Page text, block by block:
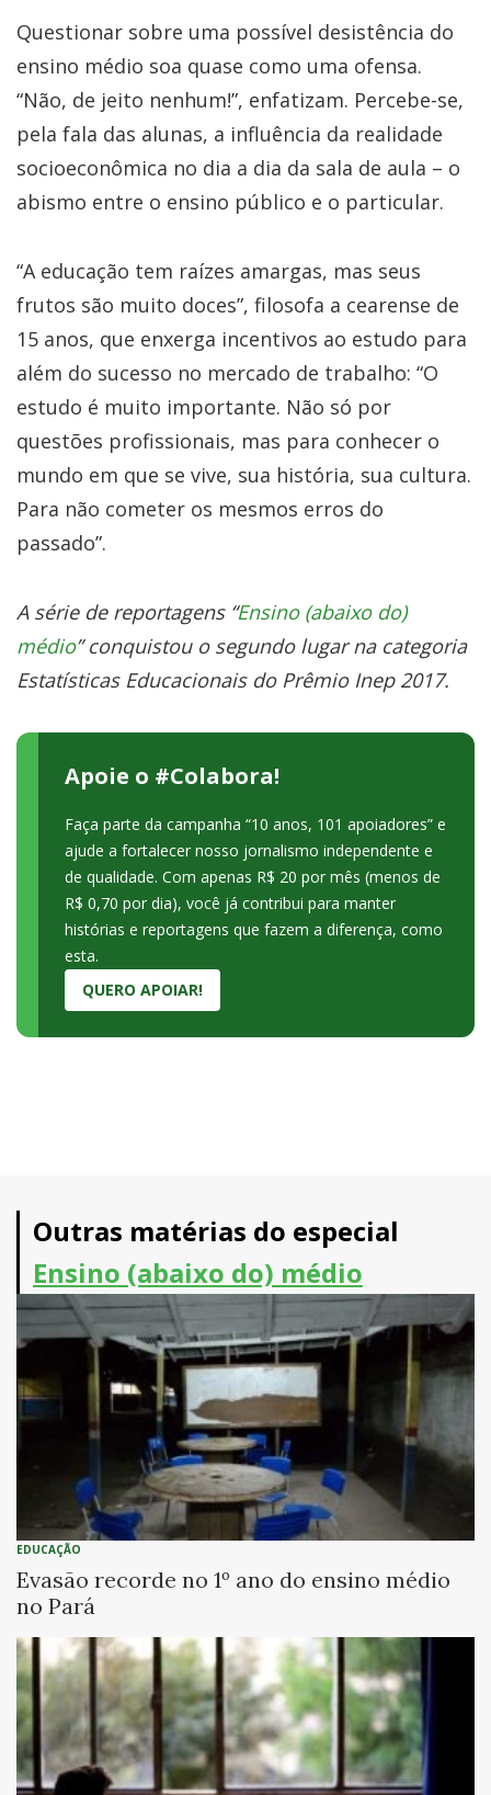
Questionar sobre uma possível desistência do
ensino médio soa quase como uma ofensa.
“Não, de jeito nenhum!”, enfatizam. Percebe-se,
pela fala das alunas, a influência da realidade
socioeconômica no dia a dia da sala de aula – o
abismo entre o ensino público e o particular.
“A educação tem raízes amargas, mas seus
frutos são muito doces”, filosofa a cearense de
15 anos, que enxerga incentivos ao estudo para
além do sucesso no mercado de trabalho: “O
estudo é muito importante. Não só por
questões profissionais, mas para conhecer o
mundo em que se vive, sua história, sua cultura.
Para não cometer os mesmos erros do
passado”.
A série de reportagens “Ensino (abaixo do)
médio” conquistou o segundo lugar na categoria
Estatísticas Educacionais do Prêmio Inep 2017.
Apoie o #Colabora!
Faça parte da campanha “10 anos, 101 apoiadores” e
ajude a fortalecer nosso jornalismo independente e
de qualidade. Com apenas R$ 20 por mês (menos de
R$ 0,70 por dia), você já contribui para manter
histórias e reportagens que fazem a diferença, como
esta.
QUERO APOIAR!
Outras matérias do especial
Ensino (abaixo do) médio
EDUCAÇÃO
Evasão recorde no 1º ano do ensino médio
no Pará